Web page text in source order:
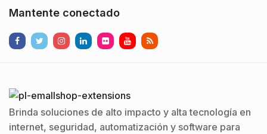
Mantente conectado
Brinda soluciones de alto impacto y alta tecnología en
internet, seguridad, automatización y software para